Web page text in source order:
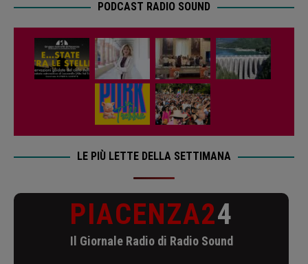
PODCAST RADIO SOUND
LE PIÙ LETTE DELLA SETTIMANA
PIACENZA24
Il Giornale Radio di Radio Sound